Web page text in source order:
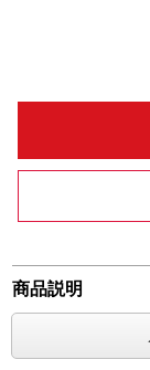
商品説明